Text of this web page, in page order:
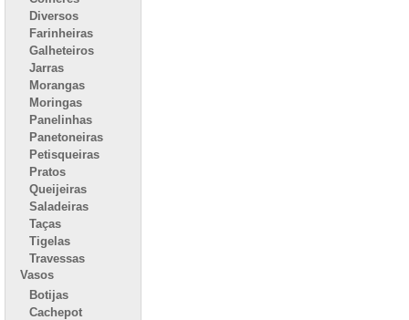
Diversos
Farinheiras
Galheteiros
Jarras
Morangas
Moringas
Panelinhas
Panetoneiras
Petisqueiras
Pratos
Queijeiras
Saladeiras
Taças
Tigelas
Travessas
Vasos
Botijas
Cachepot